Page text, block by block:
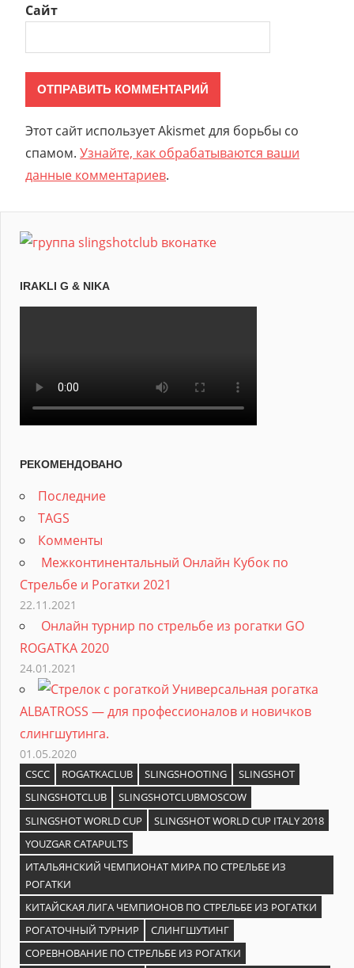
Сайт
Этот сайт использует Akismet для борьбы со
спамом. Узнайте, как обрабатываются ваши
данные комментариев.
IRAKLI G & NIKA
РЕКОМЕНДОВАНО
Последние
TAGS
Комменты
Межконтинентальный Онлайн Кубок по
Стрельбе и Рогатки 2021
22.11.2021
Онлайн турнир по стрельбе из рогатки GO
ROGATKA 2020
24.01.2021
Универсальная рогатка
ALBATROSS — для профессионалов и новичков
слингшутинга.
01.05.2020
CSCC ROGATKACLUB SLINGSHOOTING
SLINGSHOT
SLINGSHOTCLUB
SLINGSHOTCLUBMOSCOW
SLINGSHOT WORLD CUP
SLINGSHOT WORLD CUP ITALY 2018
YOUZGAR CATAPULTS
ИТАЛЬЯНСКИЙ ЧЕМПИОНАТ МИРА ПО СТРЕЛЬБЕ ИЗ
РОГАТКИ
КИТАЙСКАЯ ЛИГА ЧЕМПИОНОВ ПО СТРЕЛЬБЕ ИЗ РОГАТКИ
РОГАТОЧНЫЙ ТУРНИР
СЛИНГШУТИНГ
СОРЕВНОВАНИЕ ПО СТРЕЛЬБЕ ИЗ РОГАТКИ